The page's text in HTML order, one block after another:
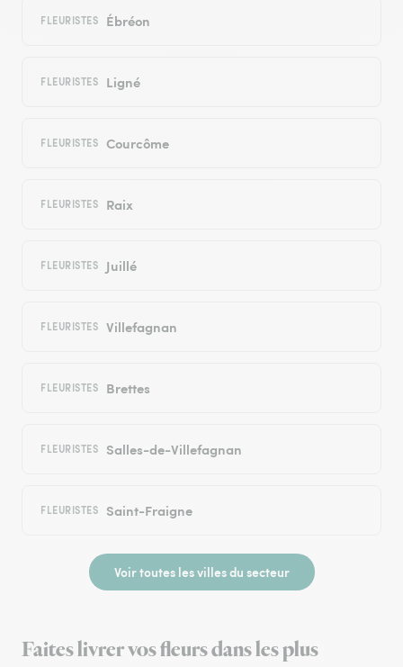
FLEURISTES Ébréon
FLEURISTES Ligné
FLEURISTES Courcôme
FLEURISTES Raix
FLEURISTES Juillé
FLEURISTES Villefagnan
FLEURISTES Brettes
FLEURISTES Salles-de-Villefagnan
FLEURISTES Saint-Fraigne
Voir toutes les villes du secteur
Faites livrer vos fleurs dans les plus